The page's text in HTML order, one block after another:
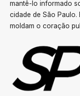
mantê-lo informado
cidade de São
moldam o coração